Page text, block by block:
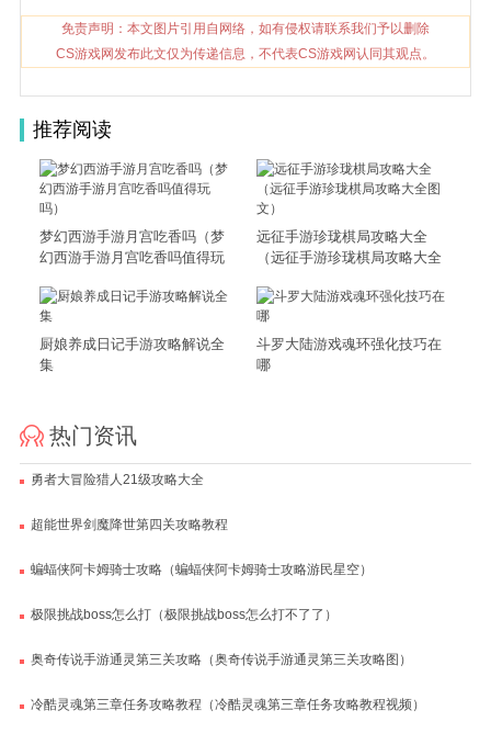
免责声明：本文图片引用自网络，如有侵权请联系我们予以删除
CS游戏网发布此文仅为传递信息，不代表CS游戏网认同其观点。
推荐阅读
梦幻西游手游月宫吃香吗（梦
幻西游手游月宫吃香吗值得玩
远征手游珍珑棋局攻略大全
（远征手游珍珑棋局攻略大全
厨娘养成日记手游攻略解说全
集
斗罗大陆游戏魂环强化技巧在
哪
热门资讯
勇者大冒险猎人21级攻略大全
超能世界剑魔降世第四关攻略教程
蝙蝠侠阿卡姆骑士攻略（蝙蝠侠阿卡姆骑士攻略游民星空）
极限挑战boss怎么打（极限挑战boss怎么打不了了）
奥奇传说手游通灵第三关攻略（奥奇传说手游通灵第三关攻略图）
冷酷灵魂第三章任务攻略教程（冷酷灵魂第三章任务攻略教程视频）